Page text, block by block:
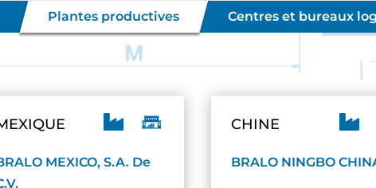
Plantes productives Centres et bureaux

MEXICO, S.A. De
CHINE 
BRALO NINGBO